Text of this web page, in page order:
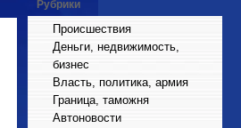
Рубрики
Происшествия
Деньги, недвижимость,
бизнес
Власть, политика, армия
Граница, таможня
Автоновости